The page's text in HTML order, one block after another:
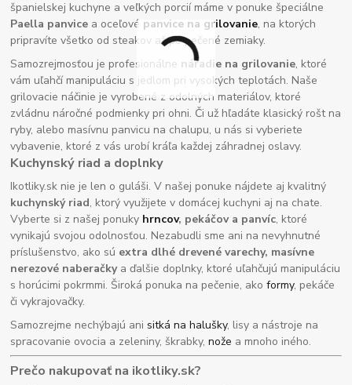
španielskej kuchyne a veľkých porcií máme v ponuke špeciálne
Paella panvice a oceľové panvice na grilovanie, na ktorých
pripravíte všetko od steakov až po pečené zemiaky.
Samozrejmosťou je profesionálne náradie na grilovanie, ktoré
vám uľahčí manipuláciu s jedlom pri vysokých teplotách. Naše
grilovacie náčinie je vyrobené z odolných materiálov, ktoré
zvládnu náročné podmienky pri ohni. Či už hľadáte klasický rošt na
ryby, alebo masívnu panvicu na chalupu, u nás si vyberiete
vybavenie, ktoré z vás urobí kráľa každej záhradnej oslavy.
Kuchynský riad a doplnky
Ikotliky.sk nie je len o guláši. V našej ponuke nájdete aj kvalitný
kuchynský riad, ktorý využijete v domácej kuchyni aj na chate.
Vyberte si z našej ponuky hrncov, pekáčov a panvíc, ktoré
vynikajú svojou odolnosťou. Nezabudli sme ani na nevyhnutné
príslušenstvo, ako sú extra dlhé drevené varechy, masívne
nerezové naberačkya ďalšie doplnky, ktoré uľahčujú manipuláciu
s horúcimi pokrmmi. Široká ponuka na pečenie, akoformy, pekáče
či vykrajovačky.
Samozrejme nechýbajú anisitká na halušky, lisy a nástroje na
spracovanie ovocia a zeleniny, škrabky,nože a mnoho iného.
Prečo nakupovať na ikotliky.sk?